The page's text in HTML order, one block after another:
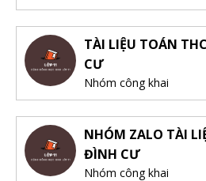
TÀI LIỆU TOÁN
CƯ
Nhóm công khai
NHÓM ZALO TÀI
ĐÌNH CƯ
Nhóm công khai